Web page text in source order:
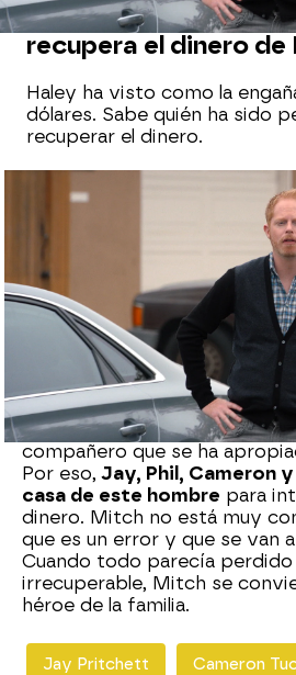
Mitch, el héroe
recupera el dinero de
Haley ha visto como la
dólares. Sabe quién ha sido
recuperar el dinero.
neox
Publicado: 20 de octubre de
WhatsappFacebook
X Flipboard
En una de las nuevas
mayor de los Dunphy ha sido
compañero que se ha
Por eso, Jay, Phil, Cameron
casa de este hombre para
dinero. Mitch no está muy
que es un error y que se van
Cuando todo parecía
irrecuperable, Mitch se
héroe de la familia.
Jay Pritchett Cameron